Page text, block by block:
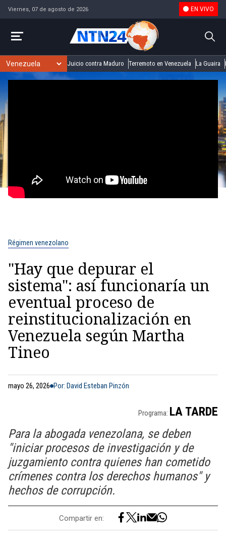
Viernes, 07 de agosto de 2026 EN VIVO
Juicio contra Maduro Terremoto en Venezuela La Guaira
Régimen venezolano
"Hay que depurar el
sistema": así funcionaría un
eventual proceso de
reinstitucionalización en
Venezuela según Martha
Tineo
mayo 26, 2026 Por: David Esteban Pinzón
Programa: LA TARDE
Para la abogada venezolana, se deben
"iniciar procesos de investigación y de
juzgamiento contra quienes han cometido
crímenes contra los derechos humanos" y
hechos de corrupción.
Compartir en: